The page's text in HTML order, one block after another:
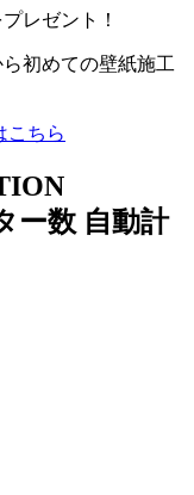
レゼント！
初めての壁紙施工
こちら
ー数 自動計